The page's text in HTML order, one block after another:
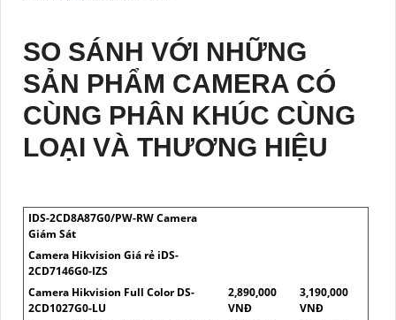
SO SÁNH VỚI NHỮNG
SẢN PHẨM CAMERA CÓ
CÙNG PHÂN KHÚC CÙNG
LOẠI VÀ THƯƠNG HIỆU
IDS-2CD8A87G0/PW-RW Camera
Giám Sát
Camera Hikvision Giá rẻ iDS-
2CD7146G0-IZS
Camera Hikvision Full Color DS-
2CD1027G0-LU
2,890,000
VNĐ
3,190,000
VNĐ